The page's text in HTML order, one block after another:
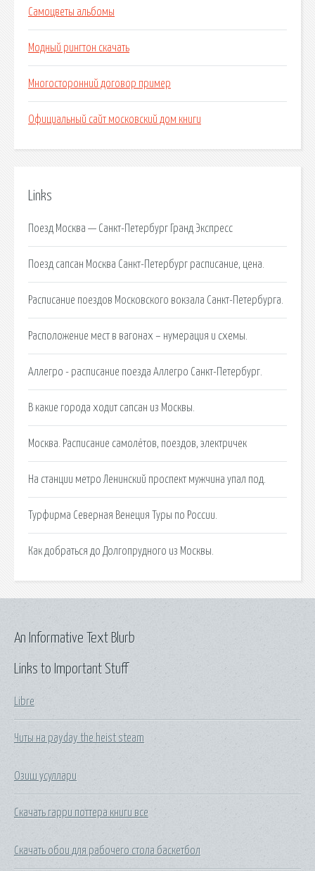
Самоцветы альбомы
Модный рингтон скачать
Многосторонний договор пример
Официальный сайт московский дом книги
Links
Поезд Москва — Санкт-Петербург Гранд Экспресс
Поезд сапсан Москва Санкт-Петербург расписание, цена.
Расписание поездов Московского вокзала Санкт-Петербурга.
Расположение мест в вагонах – нумерация и схемы.
Аллегро - расписание поезда Аллегро Санкт-Петербург.
В какие города ходит сапсан из Москвы.
Москва. Расписание самолётов, поездов, электричек
На станции метро Ленинский проспект мужчина упал под.
Турфирма Северная Венеция Туры по России.
Как добраться до Долгопрудного из Москвы.
Links to Important Stuff
Libre
Читы на payday the heist steam
Озиш усуллари
Скачать гарри поттера книги все
Скачать обои для рабочего стола баскетбол
An Informative Text Blurb